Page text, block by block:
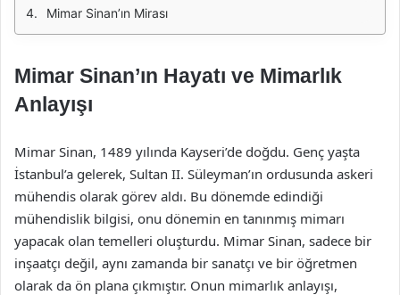
Mimar Sinan’ın Mirası
Mimar Sinan’ın Hayatı ve Mimarlık
Anlayışı
Mimar Sinan, 1489 yılında Kayseri’de doğdu. Genç yaşta
İstanbul’a gelerek, Sultan II. Süleyman’ın ordusunda askeri
mühendis olarak görev aldı. Bu dönemde edindiği
mühendislik bilgisi, onu dönemin en tanınmış mimarı
yapacak olan temelleri oluşturdu. Mimar Sinan, sadece bir
inşaatçı değil, aynı zamanda bir sanatçı ve bir öğretmen
olarak da ön plana çıkmıştır. Onun mimarlık anlayışı,